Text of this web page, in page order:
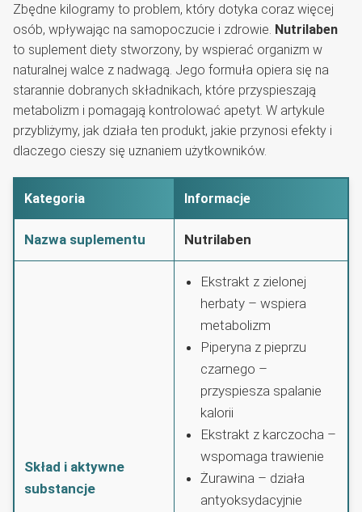
Zbędne kilogramy to problem, który dotyka coraz więcej
osób, wpływając na samopoczucie i zdrowie. Nutrilaben
to suplement diety stworzony, by wspierać organizm w
naturalnej walce z nadwagą. Jego formuła opiera się na
starannie dobranych składnikach, które przyspieszają
metabolizm i pomagają kontrolować apetyt. W artykule
przybliżymy, jak działa ten produkt, jakie przynosi efekty i
dlaczego cieszy się uznaniem użytkowników.
Kategoria Informacje
Nazwa suplementu Nutrilaben
Skład i aktywne
substancje
Ekstrakt z zielonej
herbaty – wspiera
metabolizm
Piperyna z pieprzu
czarnego –
przyspiesza spalanie
kalorii
Ekstrakt z karczocha –
wspomaga trawienie
Żurawina – działa
antyoksydacyjnie